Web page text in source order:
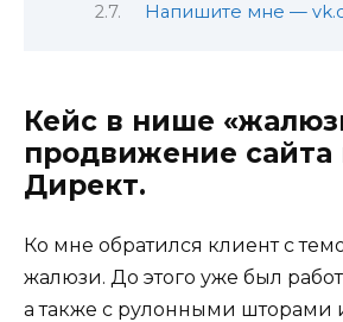
Напишите мне —
Кейс в нише
продвижение сайта
Директ.
Ко мне обратился клиент с
жалюзи. До этого уже был
а также с рулонными шторами